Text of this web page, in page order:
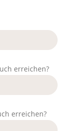
erreichen?
erreichen?